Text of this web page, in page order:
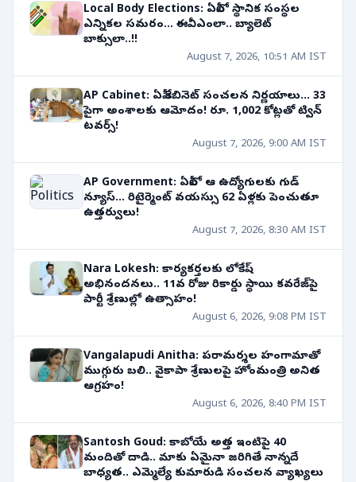
Local Body Elections: ఏపీలో స్థానిక సంస్థల
ఎన్నికల సమరం... ఈవీఎంలా.. బ్యాలెట్
బాక్సులా..!!
August 7, 2026, 10:51 AM IST
AP Cabinet: ఏపీ కేబినెట్ సంచలన నిర్ణయాలు... 33
పైగా అంశాలకు ఆమోదం! రూ. 1,002 కోట్లతో ట్విన్
టవర్స్!
August 7, 2026, 9:00 AM IST
AP Government: ఏపీలో ఆ ఉద్యోగులకు గుడ్
న్యూస్... రిటైర్మెంట్ వయస్సు 62 ఏళ్లకు పెంచుతూ
ఉత్తర్వులు!
August 7, 2026, 8:30 AM IST
Nara Lokesh: కార్యకర్తలకు లోకేష్
అభినందనలు.. 11వ రోజు రికార్డు స్థాయి కవరేజ్‌పై
పార్టీ శ్రేణుల్లో ఉత్సాహం!
August 6, 2026, 9:08 PM IST
Vangalapudi Anitha: పరామర్శల హంగామాతో
ముగ్గురు బలి.. వైకాపా శ్రేణులపై హోంమంత్రి అనిత
ఆగ్రహం!
August 6, 2026, 8:40 PM IST
Santosh Goud: కాబోయే అత్త ఇంటిపై 40
మందితో దాడి.. మాకు ఏమైనా జరిగితే నాన్నదే
బాధ్యత.. ఎమ్మెల్యే కుమారుడి సంచలన వ్యాఖ్యలు